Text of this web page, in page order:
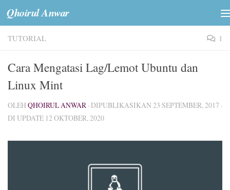
Skip to content
Qhoirul Anwar
TUTORIAL 1
Cara Mengatasi Lag/Lemot Ubuntu dan
Linux Mint
OLEH QHOIRUL ANWAR · DIPUBLIKASIKAN 23 SEPTEMBER, 2017 ·
DI UPDATE 12 OKTOBER, 2020